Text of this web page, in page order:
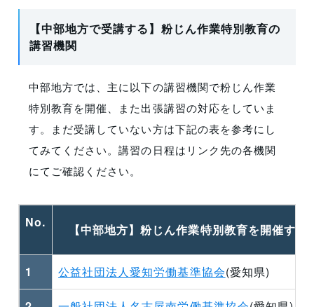
一般社団法人茨城労働基準協会連合会(茨城県)
8 技術技能講習センター(関東各県)
【中部地方で受講する】粉じん作業特別教育の
講習機関
中部地方では、主に以下の講習機関で粉じん作業
特別教育を開催、また出張講習の対応をしていま
す。まだ受講していない方は下記の表を参考にし
てみてください。講習の日程はリンク先の各機関
にてご確認ください。
No. 【中部地方】粉じん作業特別教育を開催する
1 公益社団法人愛知労働基準協会(愛知県)